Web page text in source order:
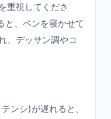
重視してくださ
、ペンを寝かせて
、デッサン調やコ
ンシ)が遅れると、